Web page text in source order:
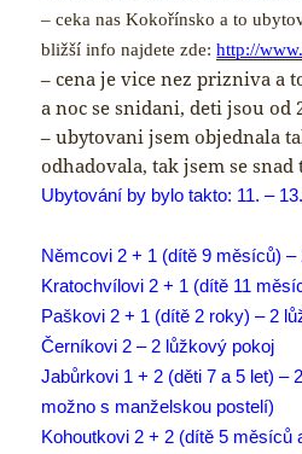
– ceka nas Kokořínsko a to
bližší info najdete zde:http://
– cena je vice nez prizniva a
a noc se snidani, deti jsou od
– ubytovani jsem objednala
odhadovala, tak jsem se
Ubytování by bylo takto: 11. –
Němcovi 2 + 1 (dítě 9 měsíců)
Kratochvílovi 2 + 1 (dítě 11
Paškovi 2 + 1 (dítě 2 roky) – 2
Černíkovi 2 – 2 lůžkový pokoj
Jabůrkovi 1 + 2 (děti 7 a 5 let) –
možno s manželskou postelí)
Kohoutkovi 2 + 2 (dítě 5 měsíců